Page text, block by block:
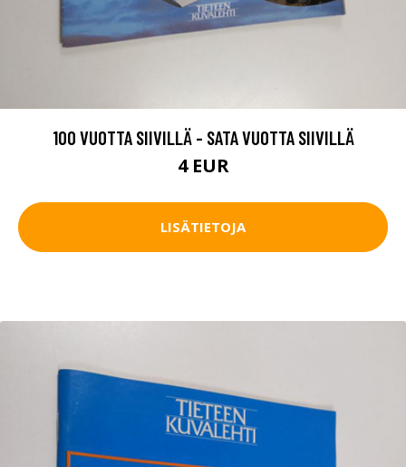
100 VUOTTA SIIVILLÄ - SATA VUOTTA SIIVILLÄ
4 EUR
LISÄTIETOJA